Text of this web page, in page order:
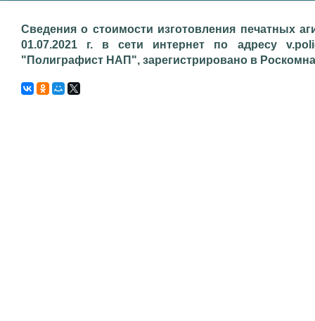
Сведения о стоимости изготовления печатных
01.07.2021 г. в сети интернет по адресу
"Полиграфист НАП", зарегистрировано в